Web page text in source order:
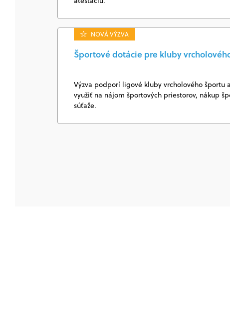
NOVÁ VÝZVA
Športové dotácie pre kluby
Výzva podporí ligové kluby vrcholového športu
využiť na nájom športových priestorov, nákup
súťaže.